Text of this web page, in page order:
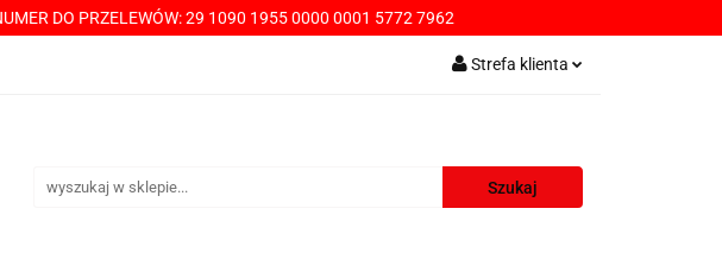
DO PRZELEWÓW: 29 1090 1955 0000 0001 5772 7962
Strefa klienta
Zarejestruj się
Dodaj zgłoszenie
PRZECZYTAJ! <----- PŁATNOŚCI